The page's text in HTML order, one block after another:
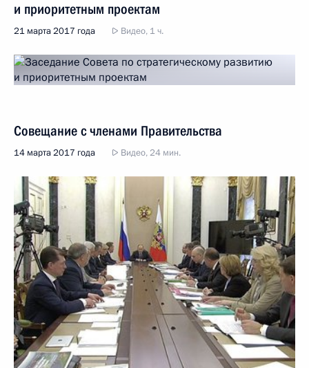
и приоритетным проектам
21 марта 2017 года Видео, 1 ч.
Совещание с членами Правительства
14 марта 2017 года Видео, 24 мин.